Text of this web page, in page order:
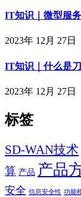
IT知识｜微型服
2023年 12月 27日
IT知识｜什么是
2023年 12月 27日
标签
SD-WAN技术
算 产品 产品
安全 信息安全性 功能